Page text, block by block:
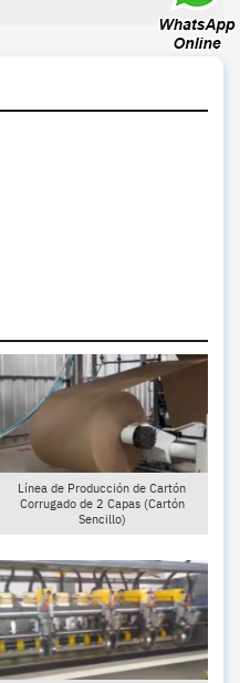
Línea de Producción de Cartón
Corrugado de 2 Capas (Cartón
Sencillo)